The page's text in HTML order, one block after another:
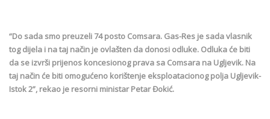
“Do sada smo preuzeli 74 posto Comsara. Gas-Res je sada vlasnik
tog dijela i na taj način je ovlašten da donosi odluke. Odluka će biti
da se izvrši prijenos koncesionog prava sa Comsara na Ugljevik. Na
taj način će biti omogućeno korištenje eksploatacionog polja Ugljevik-
Istok 2”, rekao je resorni ministar Petar Đokić.